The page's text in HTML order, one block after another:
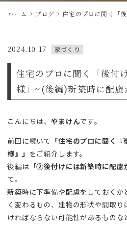
ホーム ブログ 住宅のプロに聞く「
2024.10.17 家づくり
住宅のプロに聞く「後付
様」~(後編)新築時に配
こんにちは、やまけんです。
前回に続いて 「住宅のプロに聞く
様』」 をご紹介します。
後編は 「②後付けには新築時に配慮
て。
新築時に下準備や配慮をしておくか
く変わるもの、建物の形状や間取
ければならない可能性があるものな